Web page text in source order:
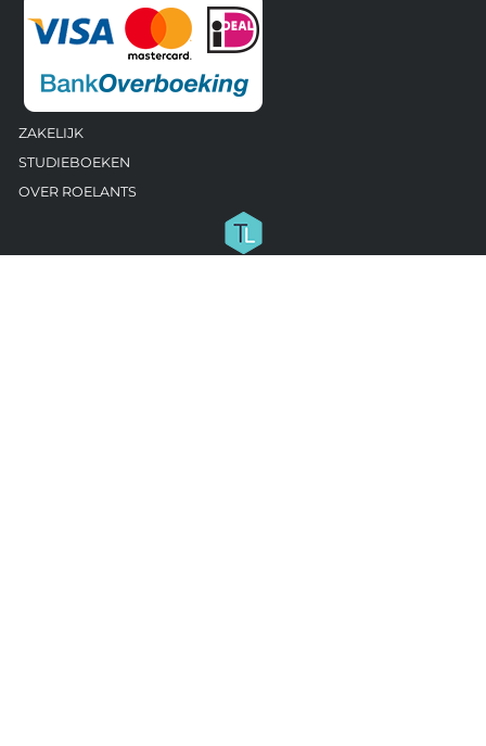
ZAKELIJK
STUDIEBOEKEN
OVER ROELANTS